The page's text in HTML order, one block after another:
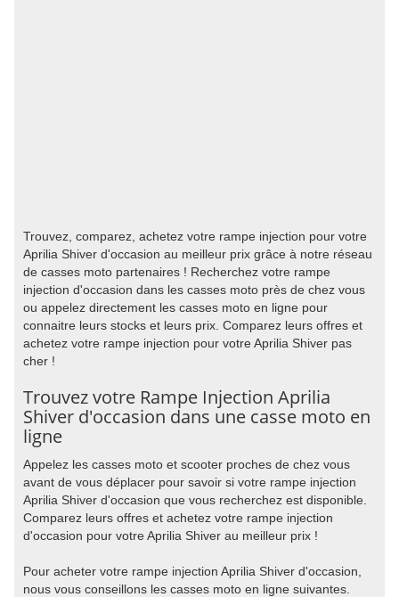
Trouvez, comparez, achetez votre rampe injection pour votre
Aprilia Shiver d'occasion au meilleur prix grâce à notre réseau
de casses moto partenaires ! Recherchez votre rampe
injection d'occasion dans les casses moto près de chez vous
ou appelez directement les casses moto en ligne pour
connaitre leurs stocks et leurs prix. Comparez leurs offres et
achetez votre rampe injection pour votre Aprilia Shiver pas
cher !
Trouvez votre Rampe Injection Aprilia
Shiver d'occasion dans une casse moto en
ligne
Appelez les casses moto et scooter proches de chez vous
avant de vous déplacer pour savoir si votre rampe injection
Aprilia Shiver d'occasion que vous recherchez est disponible.
Comparez leurs offres et achetez votre rampe injection
d'occasion pour votre Aprilia Shiver au meilleur prix !
Pour acheter votre rampe injection Aprilia Shiver d'occasion,
nous vous conseillons les casses moto en ligne suivantes.